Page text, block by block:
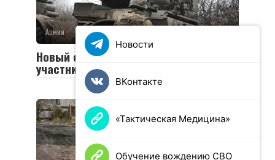
Армия
Новый социальный контракт для
участников СВО
Новости
ВКонтакте
«Тактическая Медицина»
Обучение вождению СВО